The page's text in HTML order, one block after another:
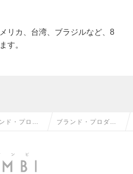
リカ、台湾、ブラジルなど、8
す。
ド・プロダ ブランド・プロダク